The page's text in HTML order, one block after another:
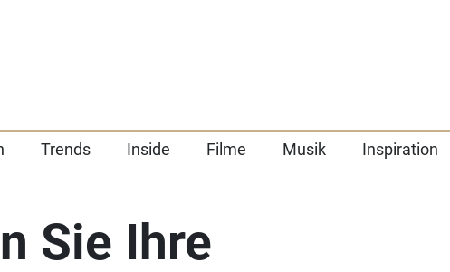
Trends Inside Filme Musik Inspiration
Sie Ihre